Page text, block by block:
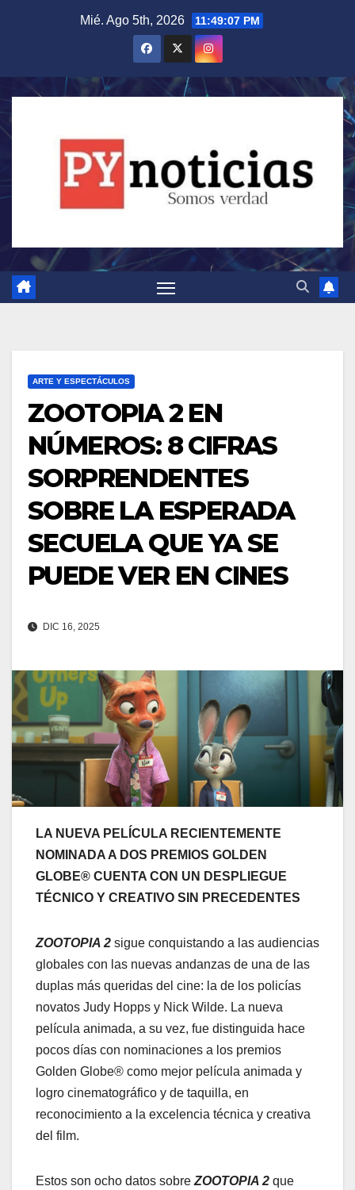
Mié. Ago 5th, 2026 11:49:09 PM
ARTE Y ESPECTÁCULOS
ZOOTOPIA 2 EN
NÚMEROS: 8 CIFRAS
SORPRENDENTES
SOBRE LA ESPERADA
SECUELA QUE YA SE
PUEDE VER EN CINES
DIC 16, 2025
LA NUEVA PELÍCULA RECIENTEMENTE
NOMINADA A DOS PREMIOS GOLDEN
GLOBE® CUENTA CON UN DESPLIEGUE
TÉCNICO Y CREATIVO SIN PRECEDENTES
ZOOTOPIA 2 sigue conquistando a las audiencias
globales con las nuevas andanzas de una de las
duplas más queridas del cine: la de los policías
novatos Judy Hopps y Nick Wilde. La nueva
película animada, a su vez, fue distinguida hace
pocos días con nominaciones a los premios
Golden Globe® como mejor película animada y
logro cinematográfico y de taquilla, en
reconocimiento a la excelencia técnica y creativa
del film.
Estos son ocho datos sobre ZOOTOPIA 2 que